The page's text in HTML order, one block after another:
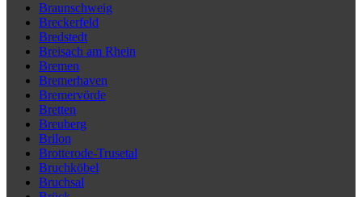
Braunschweig
Breckerfeld
Bredstedt
Breisach am Rhein
Bremen
Bremerhaven
Bremervörde
Bretten
Breuberg
Brilon
Brotterode-Trusetal
Bruchköbel
Bruchsal